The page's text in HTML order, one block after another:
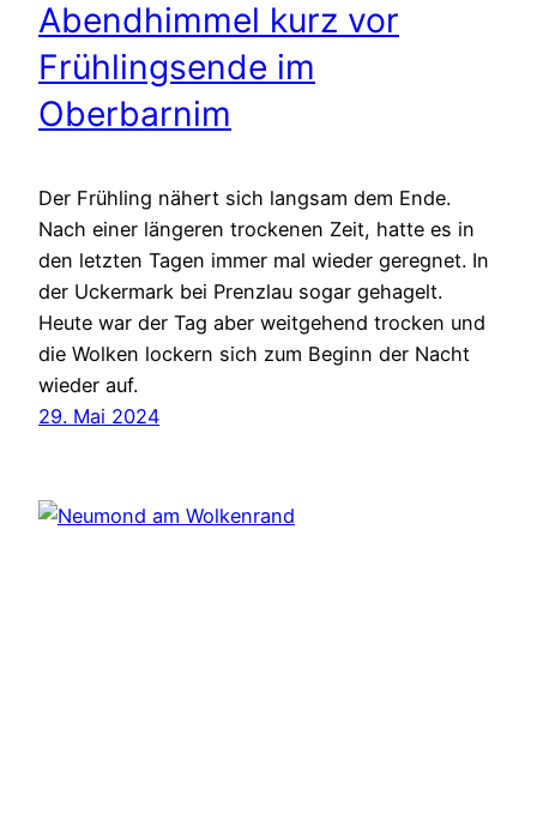
Abendhimmel kurz vor
Frühlingsende im
Oberbarnim
Der Frühling nähert sich langsam dem Ende.
Nach einer längeren trockenen Zeit, hatte es in
den letzten Tagen immer mal wieder geregnet. In
der Uckermark bei Prenzlau sogar gehagelt.
Heute war der Tag aber weitgehend trocken und
die Wolken lockern sich zum Beginn der Nacht
wieder auf.
29. Mai 2024